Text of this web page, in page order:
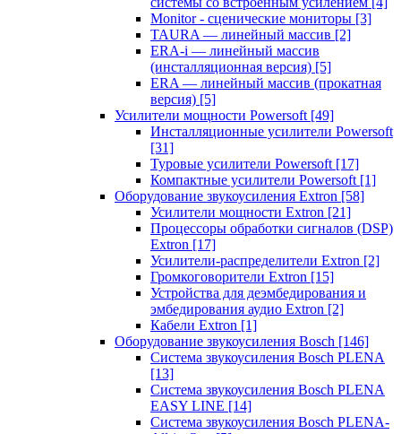
Monitor - сценические мониторы [3]
TAURA — линейный массив [2]
ERA-i — линейный массив
(инсталляционная версия) [5]
ERA — линейный массив (прокатная
версия) [5]
Усилители мощности Powersoft [49]
Инсталляционные усилители Powersoft
[31]
Туровые усилители Powersoft [17]
Компактные усилители Powersoft [1]
Оборудование звукоусиления Extron [58]
Усилители мощности Extron [21]
Процессоры обработки сигналов (DSP)
Extron [17]
Усилители-распределители Extron [2]
Громкоговорители Extron [15]
Устройства для деэмбедирования и
эмбедирования аудио Extron [2]
Кабели Extron [1]
Оборудование звукоусиления Bosch [146]
Система звукоусиления Bosch PLENA
[13]
Система звукоусиления Bosch PLENA
EASY LINE [14]
Система звукоусиления Bosch PLENA-